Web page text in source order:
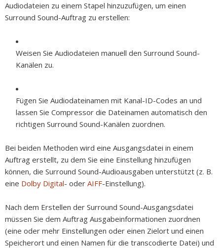
Audiodateien zu einem Stapel hinzuzufügen, um einen
Surround Sound-Auftrag zu erstellen:
Weisen Sie Audiodateien manuell den Surround Sound-
Kanälen zu.
Fügen Sie Audiodateinamen mit Kanal-ID-Codes an und
lassen Sie Compressor die Dateinamen automatisch den
richtigen Surround Sound-Kanälen zuordnen.
Bei beiden Methoden wird eine Ausgangsdatei in einem
Auftrag erstellt, zu dem Sie eine Einstellung hinzufügen
können, die Surround Sound-Audioausgaben unterstützt (z. B.
eine Dolby Digital- oder AIFF-Einstellung).
Nach dem Erstellen der Surround Sound-Ausgangsdatei
müssen Sie dem Auftrag Ausgabeinformationen zuordnen
(eine oder mehr Einstellungen oder einen Zielort und einen
Speicherort und einen Namen für die transcodierte Datei) und